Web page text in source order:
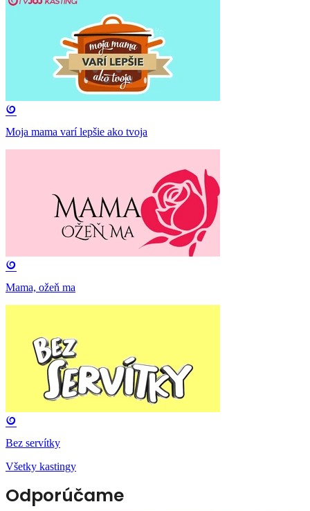
Moja mama varí lepšie ako tvoja
Mama, ožeň ma
Bez servítky
Všetky kastingy
Odporúčame